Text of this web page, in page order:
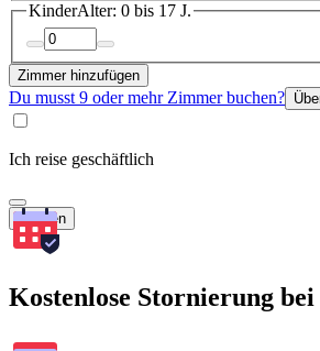
KinderAlter: 0 bis 17 J.
Zimmer hinzufügen
Du musst 9 oder mehr Zimmer buchen?
Ich reise geschäftlich
Suchen
Kostenlose Stornierung